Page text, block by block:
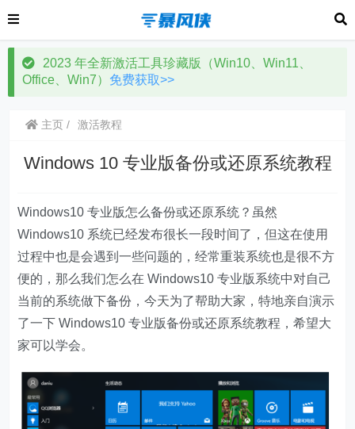
2023 年全新激活工具珍藏版（Win10、Win11、
Office、Win7） 免费获取>>
主页 激活教程
Windows 10 专业版备份或还原系统教程
Windows10 专业版怎么备份或还原系统？虽然
Windows10 系统已经发布很长一段时间了，但这在使用
过程中也是会遇到一些问题的，经常重装系统也是很不方
便的，那么我们怎么在 Windows10 专业版系统中对自己
当前的系统做下备份，今天为了帮助大家，特地亲自演示
了一下 Windows10 专业版备份或还原系统教程，希望大
家可以学会。